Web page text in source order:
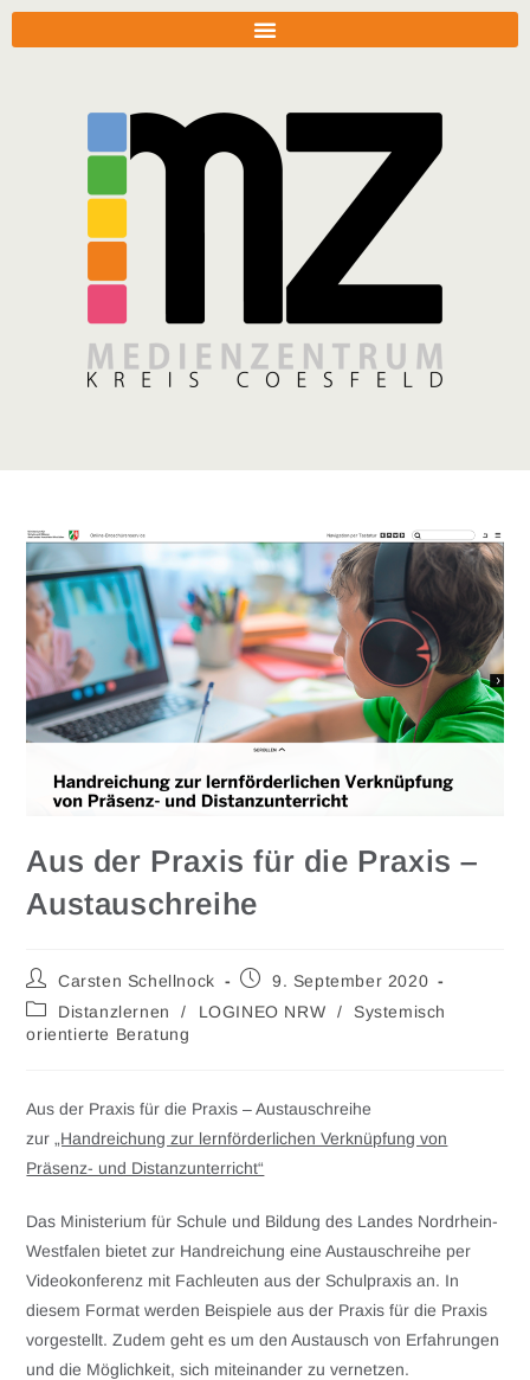
Aus der Praxis für die Praxis –
Austauschreihe
Carsten Schellnock
9. September 2020
Distanzlernen
/ LOGINEO NRW /
Systemisch
orientierte Beratung
Aus der Praxis für die Praxis – Austauschreihe
zur„Handreichung zur lernförderlichen Verknüpfung von
Präsenz- und Distanzunterricht“
Das Ministerium für Schule und Bildung des Landes Nordrhein-
Westfalen bietet zur Handreichung eine Austauschreihe per
Videokonferenz mit Fachleuten aus der Schulpraxis an. In
diesem Format werden Beispiele aus der Praxis für die Praxis
vorgestellt. Zudem geht es um den Austausch von Erfahrungen
und die Möglichkeit, sich miteinander zu vernetzen.